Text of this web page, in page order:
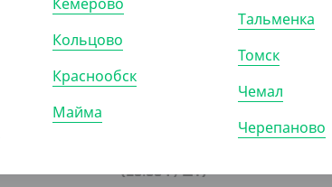
Кольцово
Краснообск
Майма
Тальменка
Томск
Чемал
Черепаново